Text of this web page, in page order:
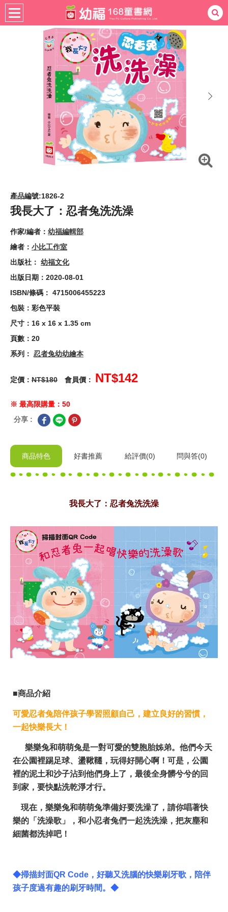
熱門：忍者兔ㄅㄆㄇ學習
手指按按拼圖 練習本積木黏土
3D立體書繪本讀本
書籍分齡 適用年齡 4-6歲
next
產品編號:1826-2
我長大了：忍者兔洗洗澡
作家/編者： 幼福編輯部
繪者： 小比工作室
出版社： 幼福文化
出版日期：2020-08-01
ISBN/條碼： 4715006455223
包裝：彩色平裝
尺寸：16 x 16 x 1.35 cm
頁數：20
系列： 忍者兔幼幼繪本
定價： NT$180 會員價： NT$142
※ 最高限購量：50
分享 :
商品特色 好書推薦 給評價(0) 問與答(0)
我長大了：忍者兔洗洗澡
■商品介紹
可愛忍者兔陪伴孩子學習照顧自己，建立良好的習慣，
一起快樂長大！
樂樂兔和萌萌兔是一對可愛的雙胞胎姊弟。他們今天
在公園裡踢足球、盪鞦韆，玩得好開心啊！可是，公園
裡的泥土和沙子沾到他們身上了，最後全身髒兮兮的回
到家，要快點洗乾淨才行。
現在，樂樂兔和萌萌兔準備好要洗澡了，請你唱著快
樂的「洗澡歌」，和小忍者兔們一起洗洗澡，把灰塵和
細菌都洗掉吧！
◆掃描封面QR Code，好聽又洗腦的快樂刷牙歌，陪伴
孩子度過有趣的刷牙時間。◆